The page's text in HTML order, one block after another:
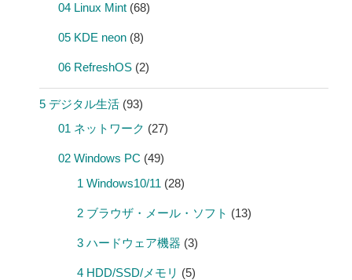
04 Linux Mint (68)
05 KDE neon (8)
06 RefreshOS (2)
5 デジタル生活 (93)
01 ネットワーク (27)
02 Windows PC (49)
1 Windows10/11 (28)
2 ブラウザ・メール・ソフト (13)
3 ハードウェア機器 (3)
4 HDD/SSD/メモリ (5)